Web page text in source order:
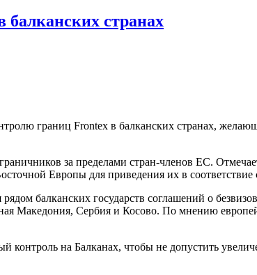
странах
границ Frontex в балканских странах,
за пределами стран-членов ЕС.
Европы для приведения их в
балканских государств соглашений о
Македония, Сербия и Косово. По мнению
контроль на Балканах, чтобы не допустить